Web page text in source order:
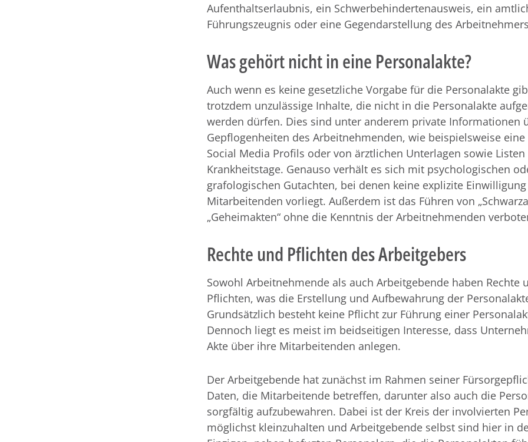
Aufenthaltserlaubnis, ein Schwerbehindertenausweis, ein
Führungszeugnis oder eine Gegendarstellung des
Was gehört nicht in eine Personalakte?
Auch wenn es keine gesetzliche Vorgabe für die Personalakte
trotzdem unzulässige Inhalte, die nicht in die Personalakte
werden dürfen. Dies sind unter anderem private Informationen
Gepflogenheiten des Arbeitnehmenden, wie beispielsweise eine
Social Media Profils oder von ärztlichen Unterlagen sowie
Krankheitstage. Genauso verhält es sich mit psychologischen
grafologischen Gutachten, bei denen keine explizite Einwilligung
Mitarbeitenden vorliegt. Außerdem ist das Führen von
„Geheimakten“ ohne die Kenntnis der Arbeitnehmenden
Rechte und Pflichten des Arbeitgebers
Sowohl Arbeitnehmende als auch Arbeitgebende haben Rechte
Pflichten, was die Erstellung und Aufbewahrung der
Grundsätzlich besteht keine Pflicht zur Führung einer
Dennoch liegt es meist im beidseitigen Interesse, dass
Akte über ihre Mitarbeitenden anlegen.
Der Arbeitgebende hat zunächst im Rahmen seiner
Daten, die Mitarbeitende betreffen, darunter also auch die
sorgfältig aufzubewahren. Dabei ist der Kreis der involvierten
möglichst kleinzuhalten und Arbeitgebende selbst sind hier in